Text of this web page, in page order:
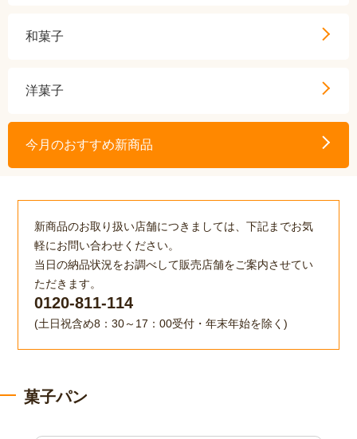
和菓子
洋菓子
今月のおすすめ新商品
新商品のお取り扱い店舗につきましては、下記までお気
軽にお問い合わせください。​
当日の納品状況をお調べして販売店舗をご案内させてい
ただきます。​
0120-811-114
(土日祝含め8：30～17：00受付・年末年始を除く)
菓子パン